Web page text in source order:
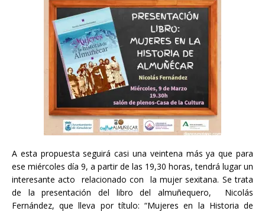
A esta propuesta seguirá casi una veintena más ya que para
ese miércoles día 9, a partir de las 19,30 horas, tendrá lugar un
interesante acto relacionado con la mujer sexitana. Se trata
de la presentación del libro del almuñequero, Nicolás
Fernández, que lleva por título: “Mujeres en la Historia de